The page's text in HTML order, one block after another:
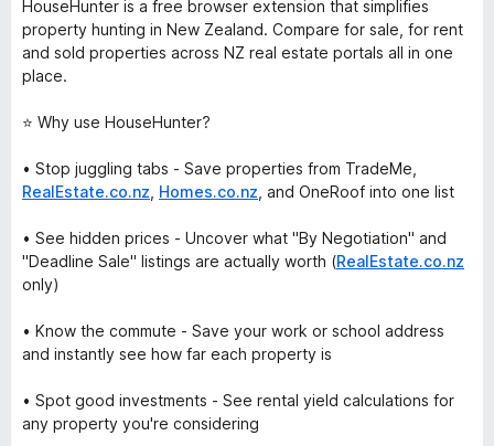
HouseHunter is a free browser extension that simplifies
property hunting in New Zealand. Compare for sale, for rent
and sold properties across NZ real estate portals all in one
place.
⭐ Why use HouseHunter?
• Stop juggling tabs - Save properties from TradeMe,
RealEstate.co.nz Homes.co.nz , and OneRoof into one list
• See hidden prices - Uncover what "By Negotiation" and
"Deadline Sale" listings are actually worth (RealEstate.co.nz
only)
• Know the commute - Save your work or school address
and instantly see how far each property is
• Spot good investments - See rental yield calculations for
any property you're considering